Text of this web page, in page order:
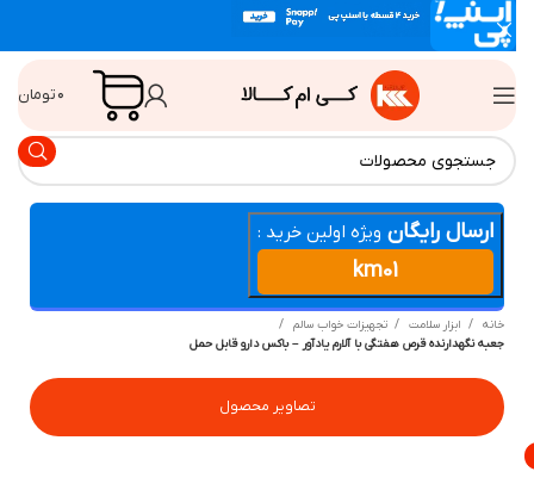
تومان
ارسال رایگان ویژه اولین خرید :
km01
ابزار سلامت
تجهیزات خواب سالم
نگهدارنده قرص هفتگی با آلارم یادآور – باکس دارو قابل حمل
تصاویر محصول